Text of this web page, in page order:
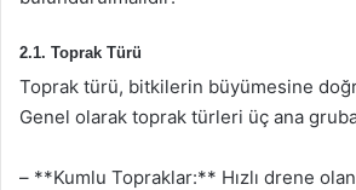
2.1. Toprak Türü
Toprak türü, bitkilerin büyümesine
Genel olarak toprak türleri üç ana gruba
– **Kumlu Topraklar:** Hızlı drene